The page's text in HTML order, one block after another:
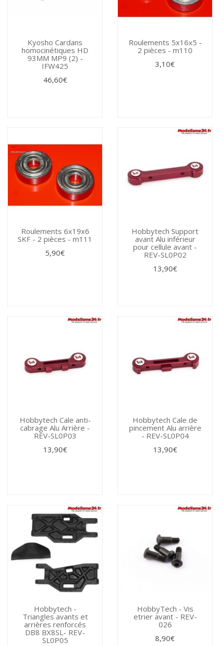
Kyosho Cardans
homocinétiques HD
93MM MP9 (2) -
IFW425
46,60€
Roulements 5x16x5 -
2 pièces - m110
3,10€
Roulements 6x19x6
SKF - 2 pièces - m111
5,90€
Hobbytech Support
avant Alu inférieur
pour cellule avant -
REV-SL0P02
13,90€
Hobbytech Cale anti-
cabrage Alu Arrière -
REV-SL0P03
13,90€
Hobbytech Cale de
pincement Alu arrière
- REV-SL0P04
13,90€
Hobbytech -
Triangles avants et
arrières renforcés
DB8 BX8SL- REV-
SL0P05
HobbyTech - Vis
etrier avant - REV-
026
8,90€